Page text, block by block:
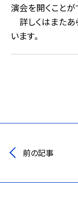
演会を開くことが
詳しくはまたあ
います。
前の記事